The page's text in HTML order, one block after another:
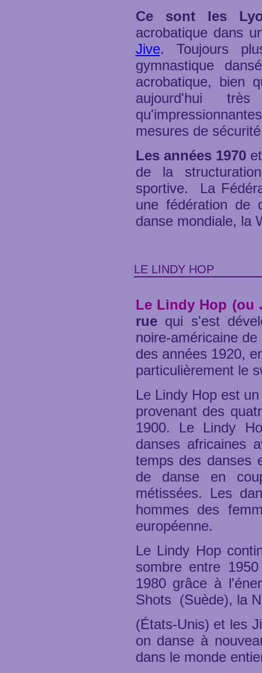
Ce sont les
acrobatique dans
Jive. Toujours
gymnastique
acrobatique, bien
aujourd'hui
mesures de
Les années 1970
de la
sportive. La
une fédération de
danse mondiale, la
LE LINDY HOP
Le Lindy Hop (ou
rue qui s'est
noire-américaine
des années 1920,
particulièrement le
Le Lindy Hop est
provenant des
1900. Le Lindy
danses africaines
temps des danses
de danse en
métissées. Les
hommes des
européenne.
Le Lindy Hop
sombre entre
1980 grâce à
Shots (Suède), la
(États-Unis) et les
on danse à
dans le monde